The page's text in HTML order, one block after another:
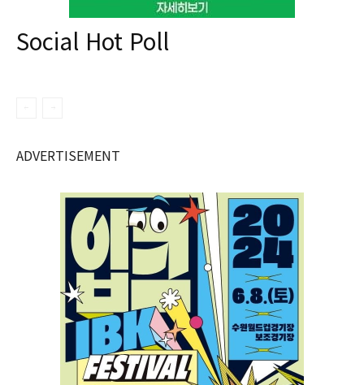
Social Hot Poll
ADVERTISEMENT